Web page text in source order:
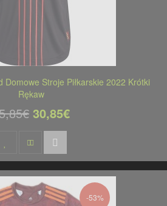
Domowe Stroje Piłkarskie 2022 Krótki
Rękaw
30,85€
-53%